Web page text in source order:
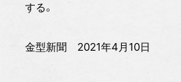
する。
金型新聞 2021年4月10日